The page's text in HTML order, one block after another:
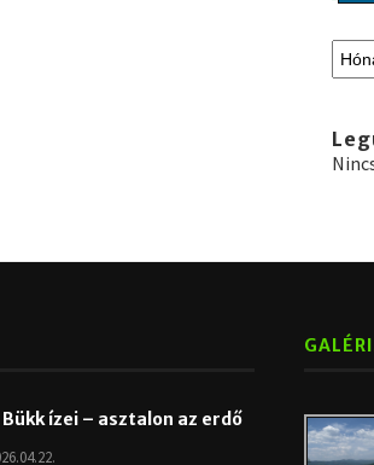
Bükk ízei – asztalon az erdő